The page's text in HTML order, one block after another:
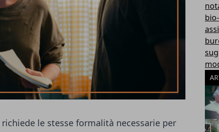
richiede le stesse formalità necessarie per